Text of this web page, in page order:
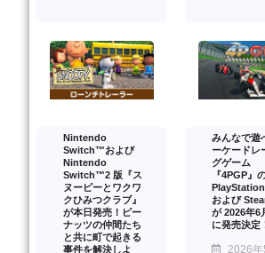
Nintendo
Switch™および
Nintendo
Switch™2 版『ス
ヌーピーとワクワ
クひみつクラブ』
が本日発売！ピー
ナッツの仲間たち
と共に町で起きる
事件を解決しよ
みんなで遊
ーケードレ
グゲーム
『4PGP』
および
が 2026年6
に発売決定
2026